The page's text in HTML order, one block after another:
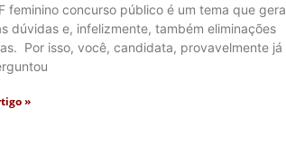
feminino concurso público é um tema que gera
dúvidas e, infelizmente, também eliminações
Por isso, você, candidata, provavelmente já
»